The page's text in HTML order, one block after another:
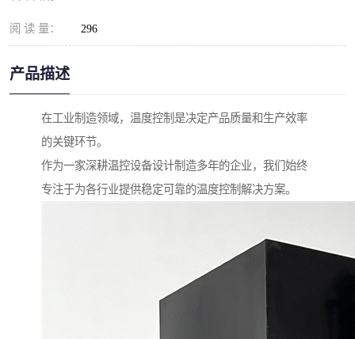
阅 读 量： 296
产品描述
在工业制造领域，温度控制是决定产品质量和生产效率
的关键环节。
作为一家深耕温控设备设计制造多年的企业，我们始终
专注于为各行业提供稳定可靠的温度控制解决方案。